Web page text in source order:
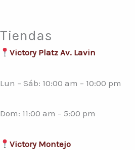
Tiendas
Victory Platz Av. Lavin
Lun – Sáb: 10:00 am – 10:00 pm
Dom: 11:00 am – 5:00 pm
Victory Montejo